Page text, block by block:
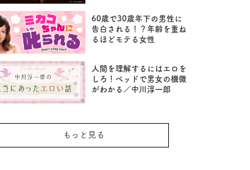
60歳で30歳年下の男性に
告白される！？年齢を重ね
るほどモテる女性
人間を理解するにはエロを
しろ！ベッドで男女の機微
がわかる／中川淳一郎
もっと見る